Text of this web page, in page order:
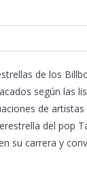
de los
según las
de
del pop
su carrera y